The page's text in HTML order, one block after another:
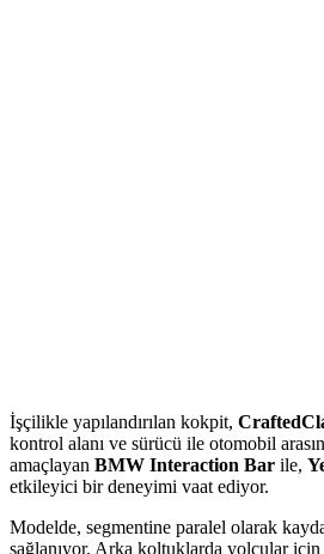
İşçilikle yapılandırılan kokpit,
kontrol alanı ve sürücü ile otomobil
amaçlayan BMW Interaction Bar ile,
etkileyici bir deneyimi vaat ediyor.
Modelde, segmentine paralel olarak
sağlanıyor. Arka koltuklarda yolcular için